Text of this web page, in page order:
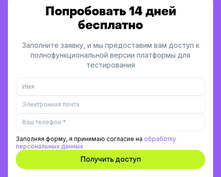
Попробовать 14 дней
бесплатно
Заполните заявку, и мы предоставим вам доступ к
полнофункциональной версии платформы для
тестирования
Заполняя форму, я принимаю согласие на обработку
персональных данных